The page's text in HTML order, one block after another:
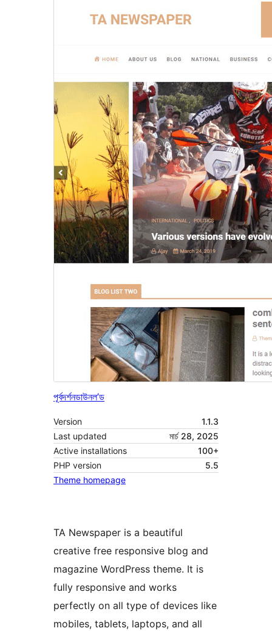
পূৰ্বদৰ্শনডাউনল’ড
Version
1.1.3
Last updated
মাৰ্চ 28, 2025
Active installations
100+
PHP version
5.5
Theme homepage
TA Newspaper is a beautiful
creative free responsive blog and
magazine WordPress theme. It is
fully responsive and works
perfectly on all type of devices like
mobiles, tablets, laptops, and all